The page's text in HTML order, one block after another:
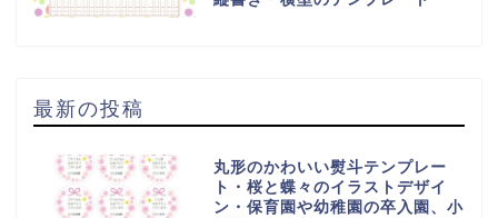
最新の投稿
丸形のかわいい熨斗テンプレー
ト・桜と蝶々のイラストデザイ
ン・保育園や幼稚園の卒入園、小